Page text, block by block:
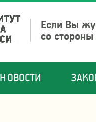
Если Вы
со
НОВОСТИ